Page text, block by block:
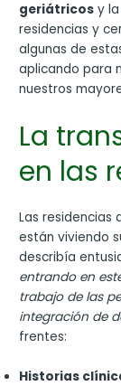
geriátricos y
residencias y
algunas de
aplicando para
nuestros
La
en las
Las residencias
están viviendo
describía
entrando en
trabajo de las
integración de
frentes:
Historias